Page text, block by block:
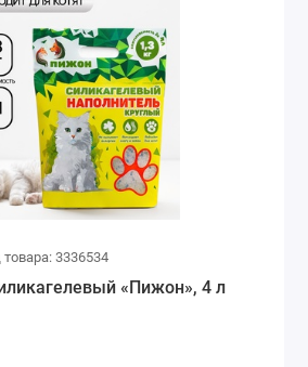
товара: 3336534
«Пижон», 4 л